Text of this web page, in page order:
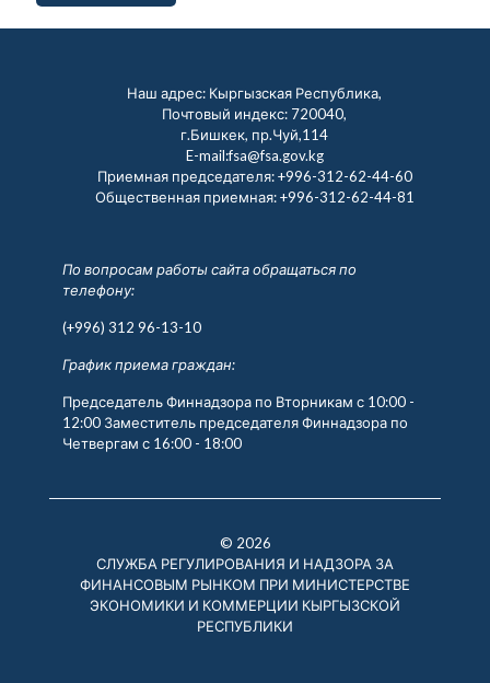
Наш адрес: Кыргызская Республика,
Почтовый индекс: 720040,
г.Бишкек, пр.Чуй,114
E-mail:fsa@fsa.gov.kg
Приемная председателя:+996-312-62-44-60
Общественная приемная:+996-312-62-44-81
По вопросам работы сайта обращаться по
телефону:
(+996) 312 96-13-10
График приема граждан:
Председатель Финнадзора по Вторникам с 10:00 -
12:00 Заместитель председателя Финнадзора по
Четвергам с 16:00 - 18:00
© 2026
СЛУЖБА РЕГУЛИРОВАНИЯ И НАДЗОРА ЗА
ФИНАНСОВЫМ РЫНКОМ ПРИ МИНИСТЕРСТВЕ
ЭКОНОМИКИ И КОММЕРЦИИ КЫРГЫЗСКОЙ
РЕСПУБЛИКИ